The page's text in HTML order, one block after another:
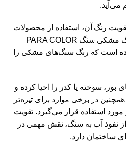
می‌آید.
رنگ آن، استفاده از محصولات
تخصصی توصیه می‌شود. رنگ مشکی سنگ PARA COLOR
است که رنگ سنگ‌های مشکی را
سوخته یا کدر را احیا کرده و
در برخی موارد برای تیره‌تر
استفاده قرار می‌گیرد. تقویت
نفوذ آب به سنگ، نقش مهمی در
ساختمان دارد.